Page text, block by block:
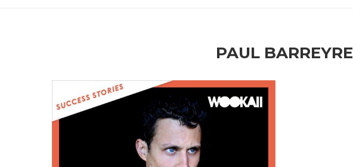
PAUL BARREYRE